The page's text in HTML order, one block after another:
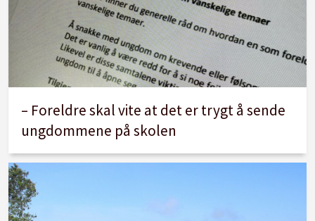
– Foreldre skal vite at det er trygt å sende
ungdommene på skolen